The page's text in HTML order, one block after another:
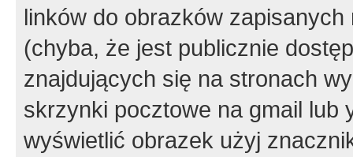
linków do obrazków
(chyba, że jest publicznie
znajdujących się na stronach
skrzynki pocztowe na gmail lub
wyświetlić obrazek użyj